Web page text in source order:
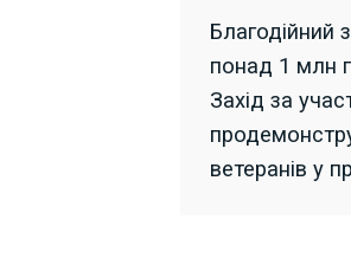
Благодійний
понад 1 млн
Захід за
ветеранів у